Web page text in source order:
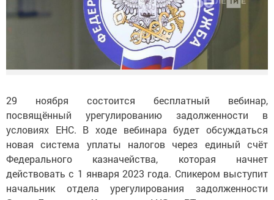
29 ноября состоится бесплатный вебинар,
посвящённый урегулированию задолженности в
условиях ЕНС. В ходе вебинара будет обсуждаться
новая система уплаты налогов через единый счёт
Федерального казначейства, которая начнет
действовать с 1 января 2023 года. Спикером выступит
начальник отдела урегулирования задолженности